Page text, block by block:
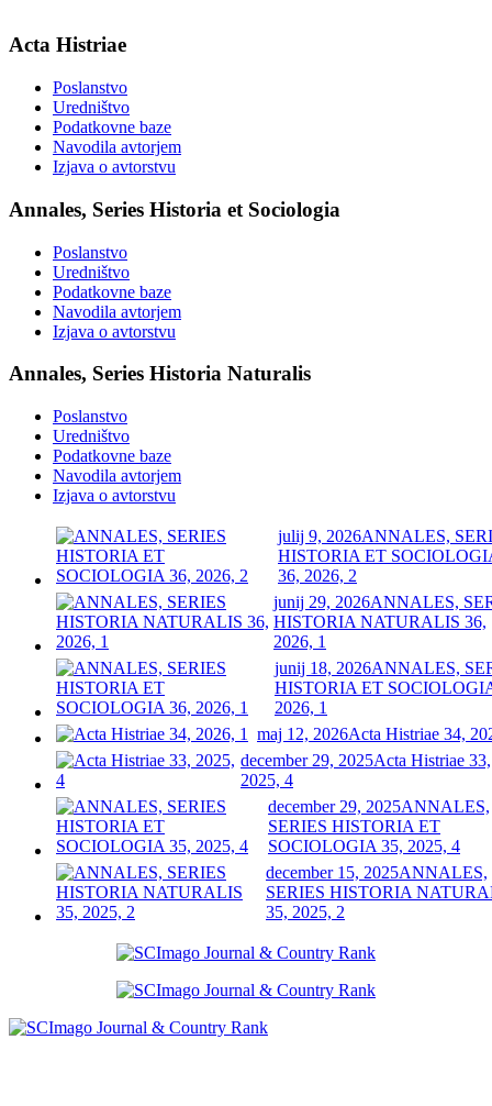
Acta Histriae
Poslanstvo
Uredništvo
Podatkovne baze
Navodila avtorjem
Izjava o avtorstvu
Annales, Series Historia et Sociologia
Poslanstvo
Uredništvo
Podatkovne baze
Navodila avtorjem
Izjava o avtorstvu
Annales, Series Historia Naturalis
Poslanstvo
Uredništvo
Podatkovne baze
Navodila avtorjem
Izjava o avtorstvu
julij 9, 2026ANNALES,
HISTORIA ET
36, 2026, 2
junij 29, 2026ANNALES,
HISTORIA NATURALIS 36,
2026, 1
junij 18, 2026ANNALES,
HISTORIA ET
2026, 1
maj 12, 2026Acta Histriae 34,
december 29, 2025Acta Histriae 33,
2025, 4
december 29, 2025ANNALES,
SERIES HISTORIA ET
SOCIOLOGIA 35, 2025, 4
december 15, 2025ANNALES,
SERIES HISTORIA
35, 2025, 2